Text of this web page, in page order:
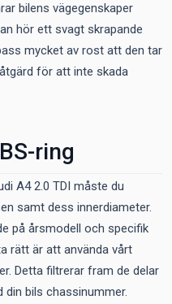
bilens vägegenskaper
hör ett svagt skrapande
mycket av rost att den tar
för att inte skada
ring
A4 2.0 TDI måste du
samt dess innerdiameter.
på årsmodell och specifik
rätt är att använda vårt
Detta filtrerar fram de delar
bils chassinummer.